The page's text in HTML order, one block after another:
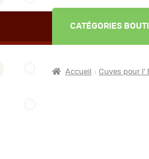
CATÉGORIES
Accueil Cuves pour l'